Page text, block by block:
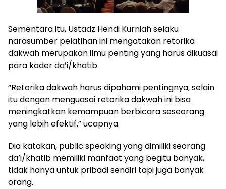
Sementara itu, Ustadz Hendi Kurniah selaku
narasumber pelatihan ini mengatakan retorika
dakwah merupakan ilmu penting yang harus dikuasai
para kader da’i/khatib.
“Retorika dakwah harus dipahami pentingnya, selain
itu dengan menguasai retorika dakwah ini bisa
meningkatkan kemampuan berbicara seseorang
yang lebih efektif,” ucapnya.
Dia katakan, public speaking yang dimiliki seorang
da’i/khatib memiliki manfaat yang begitu banyak,
tidak hanya untuk pribadi sendiri tapi juga banyak
orang.